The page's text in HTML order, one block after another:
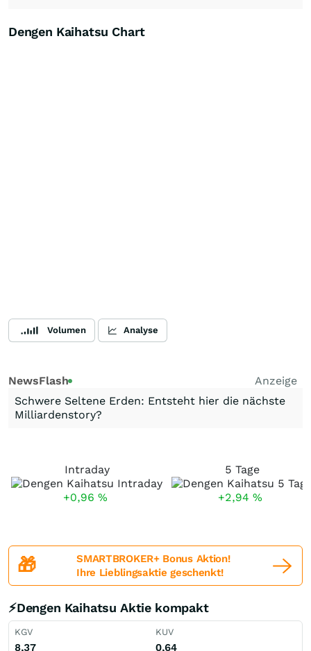
Dengen Kaihatsu Chart
Volumen Analyse
NewsFlash
Anzeige
Schwere Seltene Erden: Entsteht hier die nächste
Milliardenstory?
Intraday
+0,96 %
5 Tage
+2,94 %
🎁
SMARTBROKER+ Bonus Aktion!
Ihre Lieblingsaktie geschenkt!
⚡Dengen Kaihatsu Aktie kompakt
KGV
8,37
KUV
0,64